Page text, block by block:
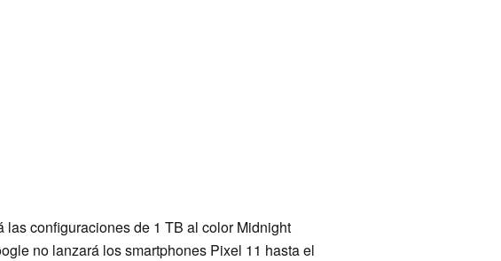
configuraciones de 1 TB al color Midnight
no lanzará los smartphones Pixel 11 hasta el